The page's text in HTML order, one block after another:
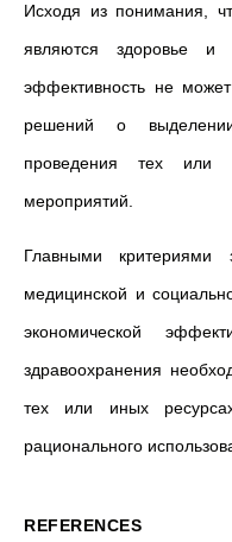
Исходя из понимания,
являются здоровье и
эффективность не
решений о
проведения тех или
мероприятий.
Главными критериями
медицинской и
экономической
здравоохранения
тех или иных
рационального
REFERENCES